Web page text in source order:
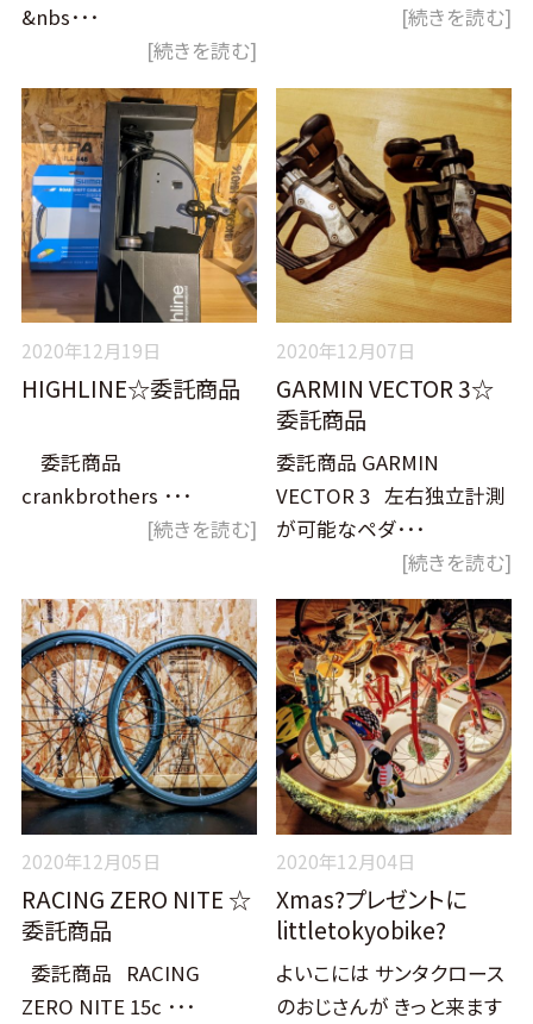
&nbs･･･
[続きを読む]
[続きを読む]
2020年12月19日
HIGHLINE☆委託商品
委託商品
crankbrothers ･･･
[続きを読む]
2020年12月07日
GARMIN VECTOR 3☆
委託商品
委託商品 GARMIN
VECTOR 3 左右独立計測
が可能なペダ･･･
[続きを読む]
2020年12月05日
RACING ZERO NITE ☆
委託商品
委託商品 RACING
ZERO NITE 15c ･･･
2020年12月04日
Xmas?プレゼントに
littletokyobike?
よいこには サンタクロース
のおじさんが きっと来ます